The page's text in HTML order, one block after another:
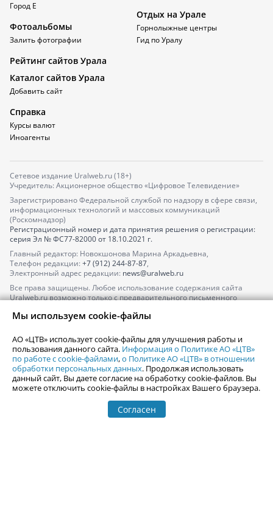
Город Е
Фотоальбомы
Залить фотографии
Отдых на Урале
Горнолыжные центры
Гид по Уралу
Рейтинг сайтов Урала
Каталог сайтов Урала
Добавить сайт
Справка
Курсы валют
Иноагенты
Сетевое издание Uralweb.ru (18+)
Учредитель: Акционерное общество «Цифровое Телевидение»
Зарегистрировано Федеральной службой по надзору в сфере связи,
информационных технологий и массовых коммуникаций
(Роскомнадзор)
Регистрационный номер и дата принятия решения о регистрации:
серия Эл № ФС77-82000от 18.10.2021 г.
Главный редактор: Новокшонова Марина Аркадьевна,
Телефон редакции: +7 (912) 244-87-87,
Электронный адрес редакции: news@uralweb.ru
Все права защищены. Любое использование содержания сайта
Uralweb.ru возможно только с предварительного письменного
По вопросам размещения рекламы обращайтесь по тел.
По вопросам размещения информации в разделе «Афиша»
afisha@uralweb.ru
Пользовательское соглашение на использование сайта
Политика АО «ЦТВ» в отношении обработки персональных данных
Мы используем cookie-файлы
АО «ЦТВ» использует cookie-файлы для улучшения работы и
пользования данного сайта. Информация о Политике АО «ЦТВ»
по работе с cookie-файлами,о Политике АО «ЦТВ» в отношении
обработки персональных данных. Продолжая использовать
данный сайт, Вы даете согласие на обработку cookie-файлов. Вы
можете отключить cookie-файлы в настройках Вашего браузера.
Согласен